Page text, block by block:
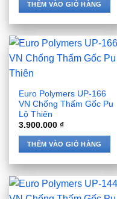
THÊM VÀO GIỎ HÀNG
Euro Polymers UP-166
VN Chống Thấm Gốc Pu
Lộ Thiên
3.900.000₫
THÊM VÀO GIỎ HÀNG